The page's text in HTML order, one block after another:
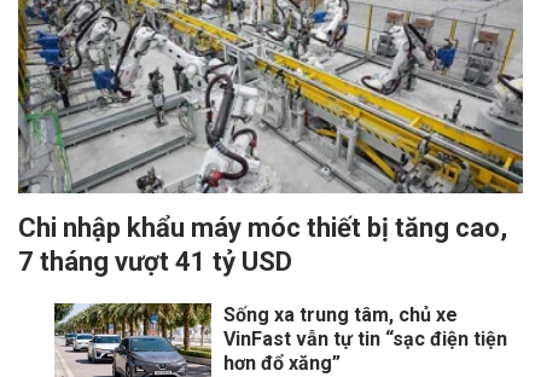
Chi nhập khẩu máy móc thiết bị tăng cao,
7 tháng vượt 41 tỷ USD
Sống xa trung tâm, chủ xe
VinFast vẫn tự tin “sạc điện tiện
hơn đổ xăng”